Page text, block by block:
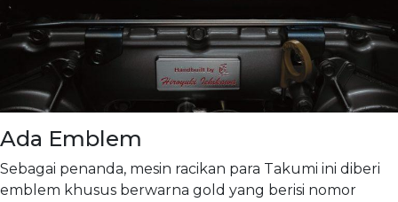
Ada Emblem
Sebagai penanda, mesin racikan para Takumi ini diberi
emblem khusus berwarna gold yang berisi nomor